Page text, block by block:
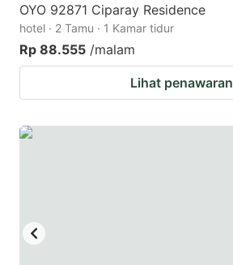
OYO 92871 Ciparay Residence
hotel · 2 Tamu · 1 Kamar tidur
Rp 88.555 /malam
Lihat penawaran